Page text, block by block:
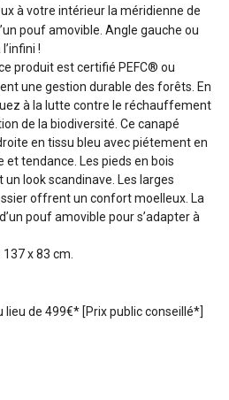
à votre intérieur la méridienne de
pouf amovible. Angle gauche ou
!
produit est certifié PEFC® ou
une gestion durable des forêts. En
à la lutte contre le réchauffement
de la biodiversité. Ce canapé
en tissu bleu avec piétement en
tendance. Les pieds en bois
look scandinave. Les larges
offrent un confort moelleux. La
pouf amovible pour s’adapter à
x 83 cm.
lieu de 499€* [Prix public conseillé*]